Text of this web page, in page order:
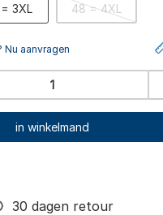
3XL 48 = 4XL
Nu aanvragen
in winkelmand
30 dagen retour